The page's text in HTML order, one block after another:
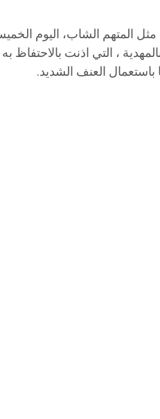
بالمهدية ، التي اذنت
العنف الشديد.